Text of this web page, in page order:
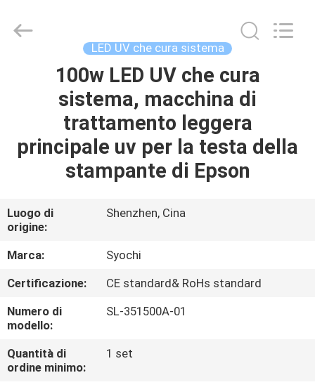
PRODOTTI
CIRCA
GIRO
DELLA
FABBRICA
CONTROLLO
DI
QUALITÀ
Syochi
Electronics
LED UV che cura sistema
100w LED UV che cura
sistema, macchina di
trattamento leggera
principale uv per la testa della
stampante di Epson
Luogo di
origine:
Shenzhen, Cina
Marca:
Syochi
Certificazione:
CE standard& RoHs standard
Numero di
modello:
SL-351500A-01
Quantità di
ordine minimo:
1 set